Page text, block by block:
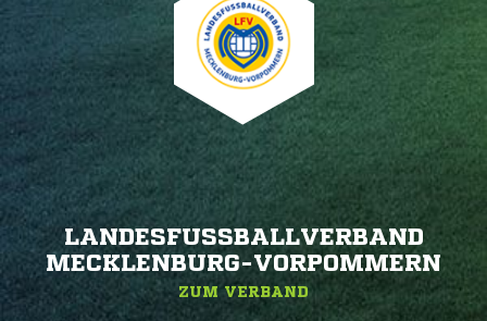
LANDESFUSSBALLVERBAND M
ECKLENBURG-VORPOMMERN
ZUM VERBAND